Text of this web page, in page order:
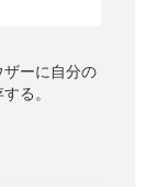
ーに自分の
る。